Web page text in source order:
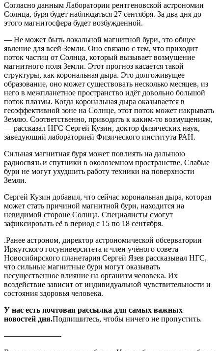
Согласно данным Лаборатории рентгеновской астрономии
Солнца, буря будет наблюдаться 27 сентября. За два дня до
этого магнитосфера будет возбужденной.
— Не может быть локальной магнитной бури, это общее
явление для всей Земли. Оно связано с тем, что приходит
поток частиц от Солнца, который вызывает возмущение
магнитного поля Земли. Этот прогноз касается такой
структуры, как корональная дыра. Это долгоживущее
образование, оно может существовать несколько месяцев, из
него в межпланетное пространство идёт довольно большой
поток плазмы. Когда корональная дыра оказывается в
геоэффективной зоне на Солнце, этот поток может накрывать
Землю. Соответственно, приводить к каким-то возмущениям,
— рассказал НГС Сергей Кузин, доктор физических наук,
заведующий лабораторией Физического института РАН.
Сильная магнитная буря может повлиять на дальнюю
радиосвязь и спутники в околоземном пространстве. Слабые
бури не могут ухудшить работу техники на поверхности
Земли.
Сергей Кузин добавил, что сейчас корональная дыра, которая
может стать причиной магнитной бури, находится на
невидимой стороне Солнца. Специалисты смогут
зафиксировать её в период с 15 по 18 сентября.
.Ранее астроном, директор астрономической обсерватории
Иркутского госуниверситета и член учёного совета
Новосибирского планетария Сергей Язев рассказывал НГС,
что сильные магнитные бури могут оказывать
несущественное влияние на организм человека. Их
воздействие зависит от индивидуальной чувствительности и
состояния здоровья человека.
У нас есть почтовая рассылка для самых важных
новостей дня.Подпишитесь, чтобы ничего не пропустить.
———————-